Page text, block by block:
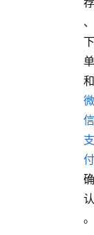
、
下
单
和
微
信
支
付
确
认
。